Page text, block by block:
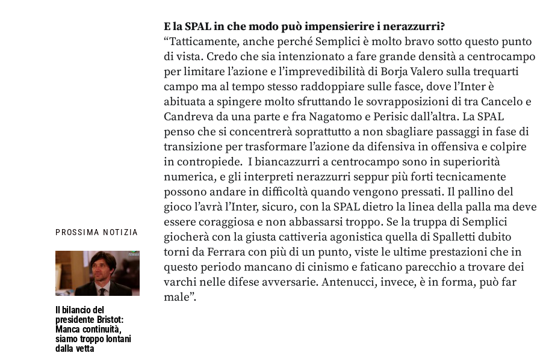
PROSSIMA NOTIZIA
Il bilancio del
presidente Bristot:
Manca continuità,
siamo troppo lontani
dalla vetta
E la SPAL in che modo può impensierire i nerazzurri?
“Tatticamente, anche perché Semplici è molto bravo sotto questo punto
di vista. Credo che sia intenzionato a fare grande densità a centrocampo
per limitare l’azione e l’imprevedibilità di Borja Valero sulla trequarti
campo ma al tempo stesso raddoppiare sulle fasce, dove l’Inter è
abituata a spingere molto sfruttando le sovrapposizioni di tra Cancelo e
Candreva da una parte e fra Nagatomo e Perisic dall’altra. La SPAL
penso che si concentrerà soprattutto a non sbagliare passaggi in fase di
transizione per trasformare l’azione da difensiva in offensiva e colpire
in contropiede. I biancazzurri a centrocampo sono in superiorità
numerica, e gli interpreti nerazzurri seppur più forti tecnicamente
possono andare in difficoltà quando vengono pressati. Il pallino del
gioco l’avrà l’Inter, sicuro, con la SPAL dietro la linea della palla ma deve
essere coraggiosa e non abbassarsi troppo. Se la truppa di Semplici
giocherà con la giusta cattiveria agonistica quella di Spalletti dubito
torni da Ferrara con più di un punto, viste le ultime prestazioni che in
questo periodo mancano di cinismo e faticano parecchio a trovare dei
varchi nelle difese avversarie. Antenucci, invece, è in forma, può far
male”.